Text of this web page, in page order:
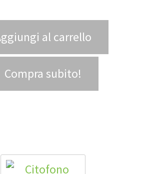
al carrello
Compra subito!